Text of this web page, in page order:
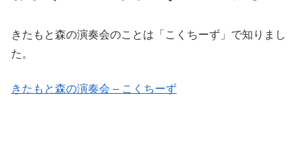
きたもと森の演奏会のことは「こくちーず」で知りまし
た。
きたもと森の演奏会 – こくちーず